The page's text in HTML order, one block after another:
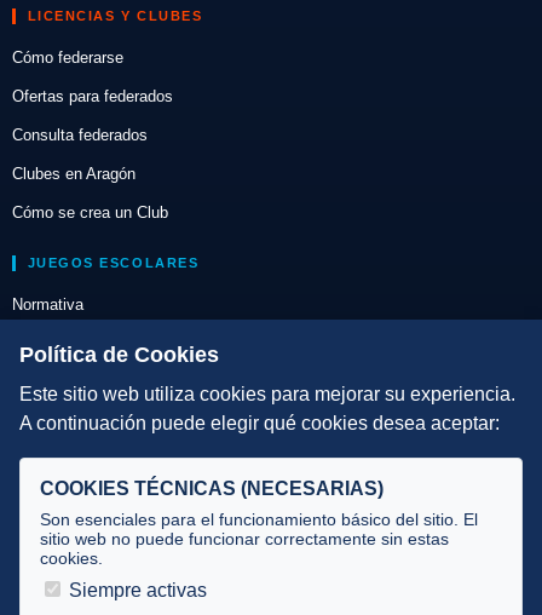
LICENCIAS Y CLUBES
Cómo federarse
Ofertas para federados
Consulta federados
Clubes en Aragón
Cómo se crea un Club
JUEGOS ESCOLARES
Normativa
Escuelas de Triatlón
DIRECCIÓN TÉCNICA
Selecciones
Tecnificación
JUECES Y OFICIALES
Política de Cookies
Este sitio web utiliza cookies para mejorar su experiencia.
A continuación puede elegir qué cookies desea aceptar:
COOKIES TÉCNICAS (NECESARIAS)
Son esenciales para el funcionamiento básico del sitio. El
sitio web no puede funcionar correctamente sin estas
cookies.
Siempre activas